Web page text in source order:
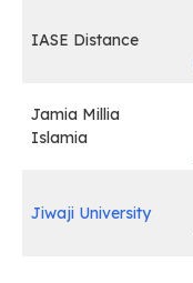
IASE Distance
Jamia Millia
Islamia
Jiwaji University